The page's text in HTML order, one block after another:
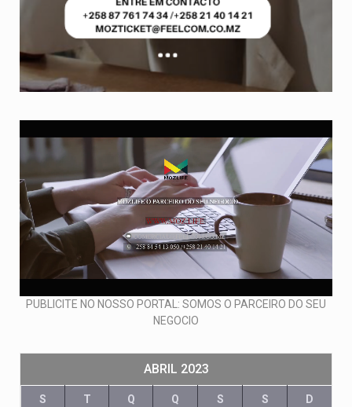
PUBLICITE NO NOSSO PORTAL: SOMOS O PARCEIRO DO SEU
NEGOCIO
ABRIL 2023
S T Q Q S S D